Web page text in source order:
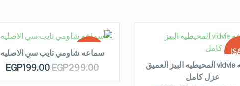
READ MORE
سماعه vidvie المحيطيه البيز العميق
عزل كامل
SALE!
READ MORE
سماعه شاومي تايب سي الاصليه
EGP299.00
EGP199.00